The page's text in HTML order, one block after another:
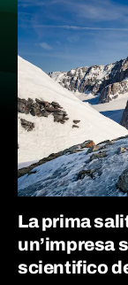
La prima
un’impresa
scientifico